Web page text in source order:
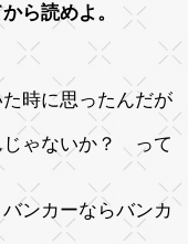
ら読めよ。
時に思ったんだが
じゃないか？ って
ンカーならバンカ